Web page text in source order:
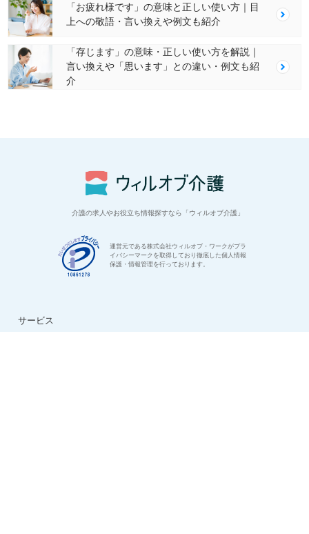
「お疲れ様です」の意味と正しい使い方｜目
上への敬語・言い換えや例文も紹介
「存じます」の意味・正しい使い方を解説｜
言い換えや「思います」との違い・例文も紹
介
介護の求人やお役立ち情報探すなら「ウィルオブ介護」
運営元である株式会社ウィルオブ・ワークがプラ
イバシーマークを取得しており徹底した個人情報
保護・情報管理を行っております。
サービス